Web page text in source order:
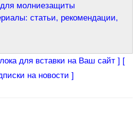
молниезащиты
статьи, рекомендации,
для вставки на Ваш сайт ] [
на новости ]